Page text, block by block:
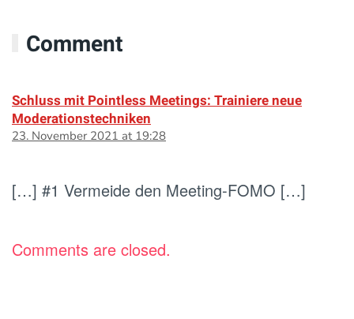
Comment
Schluss mit Pointless Meetings: Trainiere neue
Moderationstechniken
23. November 2021 at 19:28
[…] #1 Vermeide den Meeting-FOMO […]
Comments are closed.